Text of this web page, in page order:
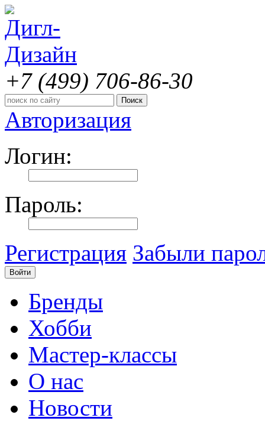
+7 (499) 706-86-30
Авторизация
Логин:
Пароль:
Регистрация Забыли
Бренды
Хобби
Мастер-классы
О нас
Новости